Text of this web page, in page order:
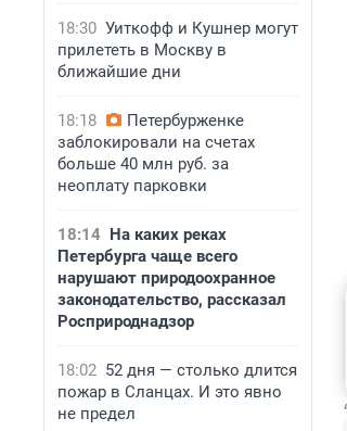
18:30 Уиткофф и Кушнер могут
прилететь в Москву в
ближайшие дни
18:18
Петербурженке
заблокировали на счетах
больше 40 млн руб. за
неоплату парковки
18:14 На каких реках
Петербурга чаще всего
нарушают природоохранное
законодательство, рассказал
Росприроднадзор
18:02 52 дня — столько длится
пожар в Сланцах. И это явно
не предел